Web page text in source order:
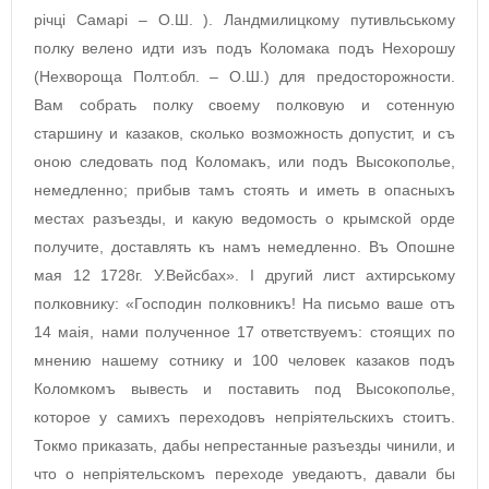
річці Самарі – О.Ш. ). Ландмилицкому путивльському
полку велено идти изъ подъ Коломака подъ Нехорошу
(Нехвороща Полт.обл. – О.Ш.) для предосторожности.
Вам собрать полку своему полковую и сотенную
старшину и казаков, сколько возможность допустит, и съ
оною следовать под Коломакъ, или подъ Высокополье,
немедленно; прибыв тамъ стоять и иметь в опасныхъ
местах разъезды, и какую ведомость о крымской орде
получите, доставлять къ намъ немедленно. Въ Опошне
мая 12 1728г. У.Вейсбах». І другий лист ахтирському
полковнику: «Господин полковникъ! На письмо ваше отъ
14 маія, нами полученное 17 ответствуемъ: стоящих по
мнению нашему сотнику и 100 человек казаков подъ
Коломкомъ вывесть и поставить под Высокополье,
которое у самихъ переходовъ непріятельскихъ стоитъ.
Токмо приказать, дабы непрестанные разъезды чинили, и
что о непріятельскомъ переходе уведаютъ, давали бы